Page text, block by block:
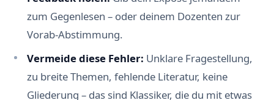
zum Gegenlesen – oder deinem Dozenten zur
Vorab-Abstimmung.
Vermeide diese Fehler: Unklare Fragestellung,
zu breite Themen, fehlende Literatur, keine
Gliederung – das sind Klassiker, die du mit etwas